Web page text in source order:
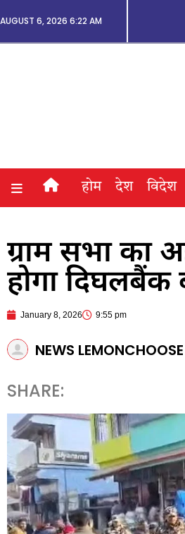
AUGUST 6, 2026 6:22 AM
होम देश विदेश
ग्राम सभा का
होगा दिघलबैंक
January 8, 2026 9:55 pm
NEWS LEMONCHOOSE
SHARE: